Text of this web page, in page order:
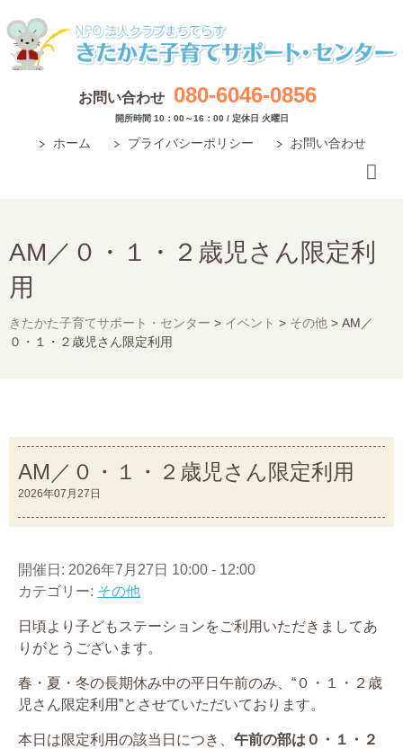
お問い合わせ 080-6046-0856
開所時間 10：00～16：00 / 定休日 火曜日
ホーム プライバシーポリシー お問い合わせ
AM／０・１・２歳児さん限定利
用
きたかた子育てサポート・センター > イベント > その他 > AM／
０・１・２歳児さん限定利用
AM／０・１・２歳児さん限定利用
2026年07月27日
開催日: 2026年7月27日 10:00 - 12:00
カテゴリー: その他
日頃より子どもステーションをご利用いただきましてあ
りがとうございます。
春・夏・冬の長期休み中の平日午前のみ、“０・１・２歳
児さん限定利用”とさせていただいております。
本日は限定利用の該当日につき、 午前の部は０・１・２